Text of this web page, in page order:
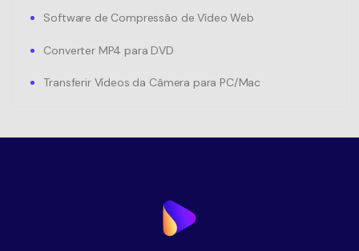
Software de Compressão de Vídeo Web
Converter MP4 para DVD
Transferir Vídeos da Câmera para PC/Mac